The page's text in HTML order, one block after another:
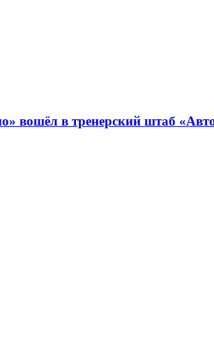
вошёл в тренерский штаб